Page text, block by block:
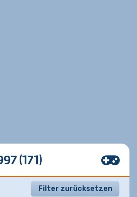
(171)
Filter zurücksetzen